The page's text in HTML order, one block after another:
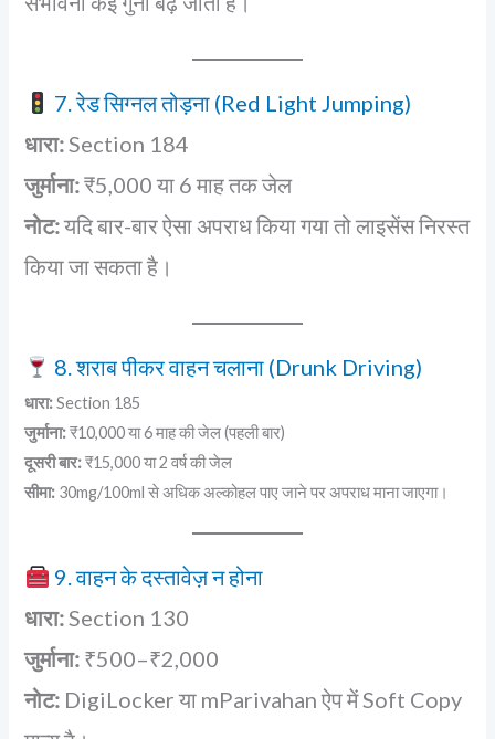
7. रेड सिग्नल तोड़ना (Red Light Jumping)
धारा: Section 184
जुर्माना:₹5,000 या 6 माह तक जेल
नोट:यदि बार-बार ऐसा अपराध किया गया तो लाइसेंस निरस्त
किया जा सकता है।
8. शराब पीकर वाहन चलाना (Drunk Driving)
धारा:Section 185
जुर्माना:₹10,000 या 6 माह की जेल (पहली बार)
दूसरी बार:₹15,000 या 2 वर्ष की जेल
सीमा: 30mg/100ml से अधिक अल्कोहल पाए जाने पर अपराध माना जाएगा।
9. वाहन के दस्तावेज़ न होना
धारा:Section 130
जुर्माना: ₹500–₹2,000
नोट: DigiLocker या mParivahan ऐप में Soft Copy